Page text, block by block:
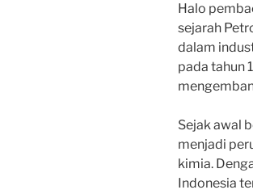
Halo
sejarah
dalam
pada tahun
Sejak awal
menjadi
kimia.
Indonesia